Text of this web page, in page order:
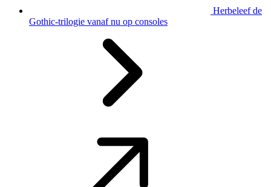
Herbeleef de
Gothic-trilogie vanaf nu op consoles